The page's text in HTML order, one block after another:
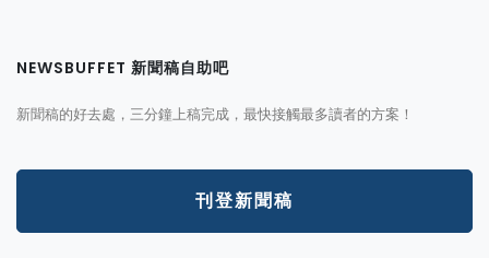
NEWSBUFFET 新聞稿自助吧
新聞稿的好去處，三分鐘上稿完成，最快接觸最多讀者的方案！
刊登新聞稿